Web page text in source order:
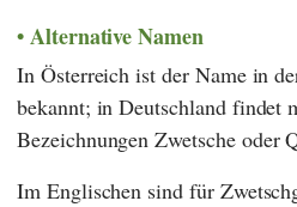
Alternative Namen
In Österreich ist der Name in
bekannt; in Deutschland findet
Bezeichnungen Zwetsche oder
Im Englischen sind für